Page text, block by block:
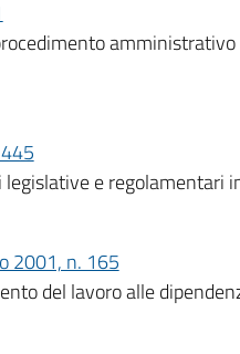
legislative e
2001, n. 165
del lavoro alle